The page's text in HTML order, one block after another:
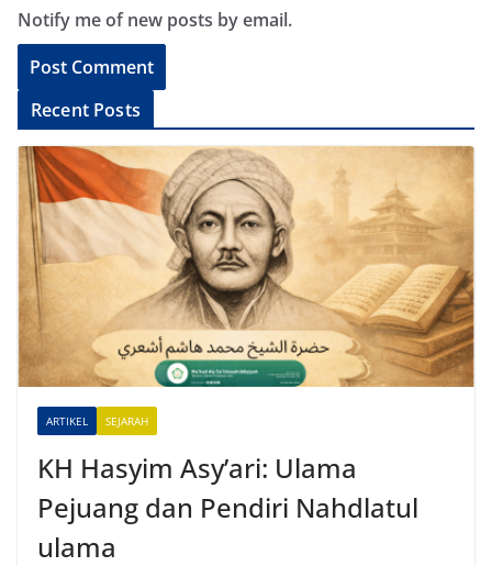
Notify me of new posts by email.
l
t
v
Recent Posts
ARTIKEL SEJARAH
KH Hasyim Asy’ari: Ulama
Pejuang dan Pendiri Nahdlatul
ulama